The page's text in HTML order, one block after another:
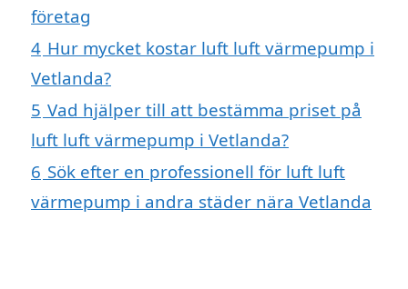
företag
4 Hur mycket kostar luft luft värmepump i
Vetlanda?
5 Vad hjälper till att bestämma priset på
luft luft värmepump i Vetlanda?
6 Sök efter en professionell för luft luft
värmepump i andra städer nära Vetlanda